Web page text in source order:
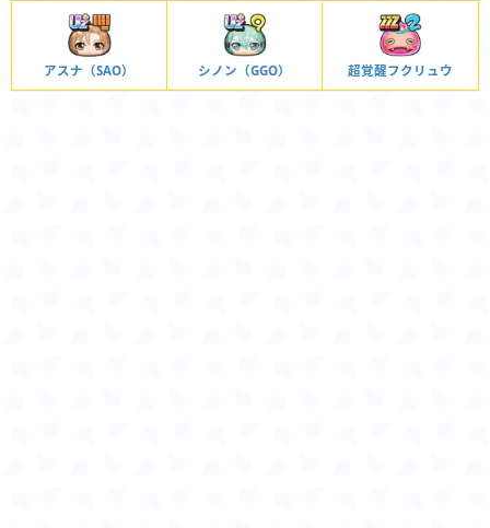
アスナ（SAO） シノン（GGO） 超覚醒フクリュウ